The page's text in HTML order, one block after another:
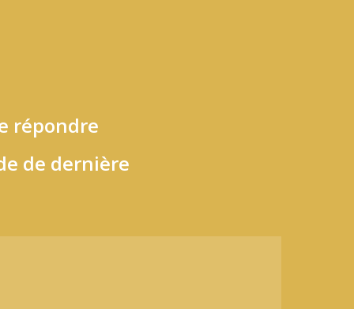
répondre
de dernière